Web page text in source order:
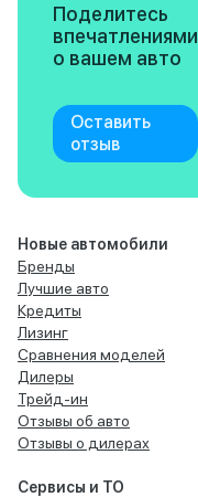
Поделитесь
впечатлениями
о вашем авто
Оставить
отзыв
Новые автомобили
Бренды
Лучшие авто
Кредиты
Лизинг
Сравнения моделей
Дилеры
Трейд-ин
Отзывы об авто
Отзывы о дилерах
Сервисы и ТО